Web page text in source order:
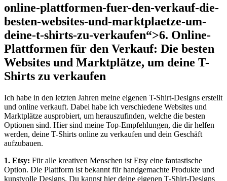
online-plattformen-fuer-den-verkauf-die-
besten-websites-und-marktplaetze-um-
deine-t-shirts-zu-verkaufen“>6. Online-
Plattformen für den Verkauf: Die besten
Websites und Marktplätze, um deine T-
Shirts zu verkaufen
Ich habe in den letzten Jahren meine eigenen T-Shirt-Designs erstellt
und online verkauft. Dabei habe ich verschiedene Websites und
Marktplätze ausprobiert, um herauszufinden, welche die besten
Optionen sind. Hier sind meine Top-Empfehlungen, die dir helfen
werden, deine T-Shirts online zu verkaufen und dein Geschäft
aufzubauen.
1. Etsy: Für alle kreativen Menschen ist Etsy eine fantastische
Option. Die Plattform ist bekannt für handgemachte Produkte und
kunstvolle Designs. Du kannst hier deine eigenen T-Shirt-Designs